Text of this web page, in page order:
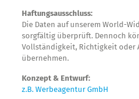
Haftungsausschluss:
Die Daten auf unserem World-
sorgfältig überprüft. Dennoch
Vollständigkeit, Richtigkeit oder
übernehmen.
Konzept & Entwurf:
z.B. Werbeagentur GmbH